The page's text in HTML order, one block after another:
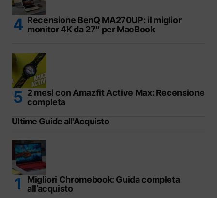
Recensione BenQ MA270UP: il miglior
monitor 4K da 27″ per MacBook
2 mesi con Amazfit Active Max: Recensione
completa
Ultime Guide all'Acquisto
Migliori Chromebook: Guida completa
all’acquisto